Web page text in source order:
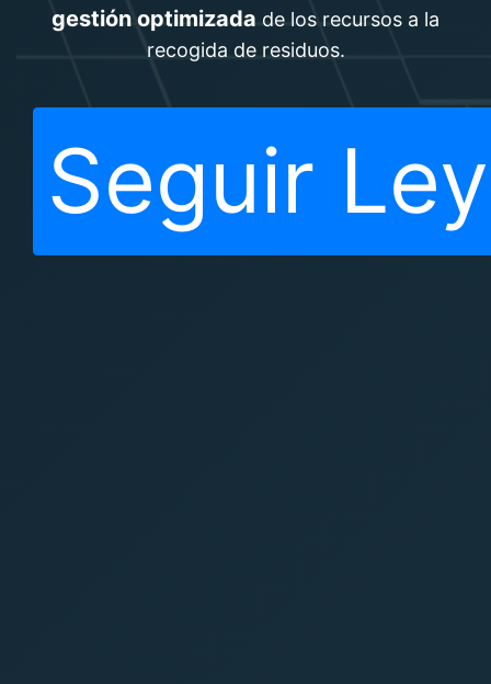
gestión optimizada de los recursos a la
recogida de residuos.
Seguir